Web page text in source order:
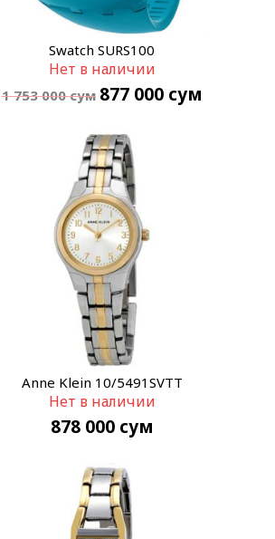
Swatch SURS100
Нет в наличии
1 753 000сум 877 000 сум
Anne Klein 10/5491SVTT
Нет в наличии
878 000 сум